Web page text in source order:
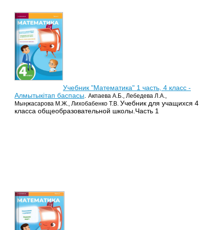
Учебник "Математика" 1 часть, 4 класс -
Алмытыкітап баспасы. Акпаева А.Б., Лебедева Л.А.,
Мыңжасарова М.Ж., Лихобабенко Т.В. Учебник для учащихся 4
класса общеобразовательной школы.Часть 1